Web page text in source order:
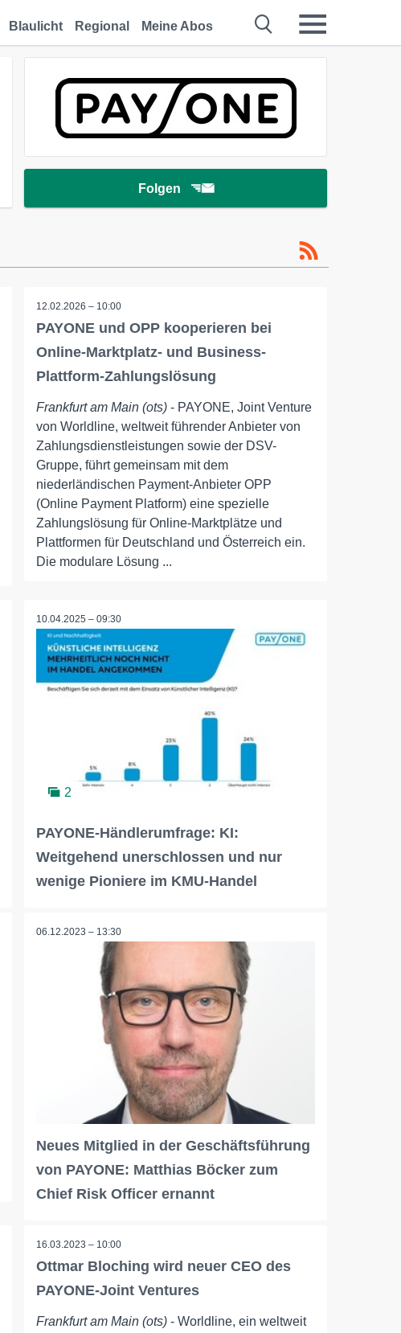
Blaulicht Regional Meine Abos
Folgen
12.02.2026 – 10:00
PAYONE und OPP kooperieren bei
Online-Marktplatz- und Business-
Plattform-Zahlungslösung
Frankfurt am Main (ots) - PAYONE, Joint Venture
von Worldline, weltweit führender Anbieter von
Zahlungsdienstleistungen sowie der DSV-
Gruppe, führt gemeinsam mit dem
niederländischen Payment-Anbieter OPP
(Online Payment Platform) eine spezielle
Zahlungslösung für Online-Marktplätze und
Plattformen für Deutschland und Österreich ein.
Die modulare Lösung ...
10.04.2025 – 09:30
2
PAYONE-Händlerumfrage: KI:
Weitgehend unerschlossen und nur
wenige Pioniere im KMU-Handel
06.12.2023 – 13:30
Neues Mitglied in der Geschäftsführung
von PAYONE: Matthias Böcker zum
Chief Risk Officer ernannt
16.03.2023 – 10:00
Ottmar Bloching wird neuer CEO des
PAYONE-Joint Ventures
Frankfurt am Main (ots) - Worldline, ein weltweit